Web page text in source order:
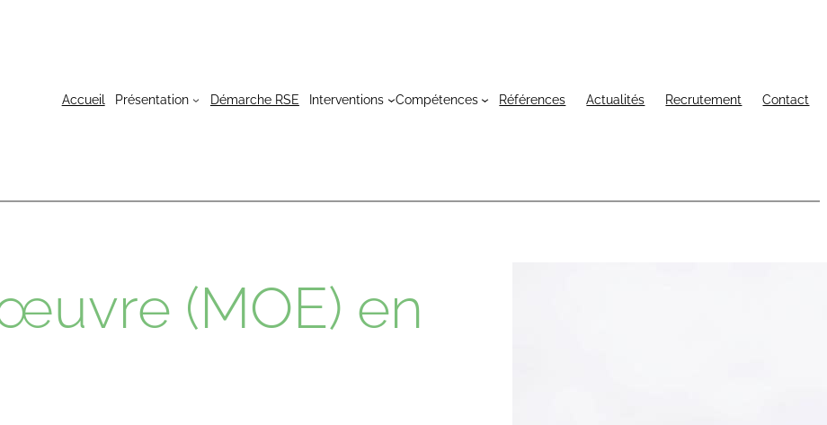
Accueil Présentation Démarche RSE Interventions Compétences Références Actualités Recrutement Contact
(MOE) en